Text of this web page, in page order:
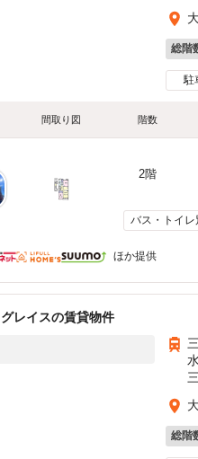
総階
駐
間取り図 階数
2階
バス・トイレ
ほか提供
グレイスの賃貸物件
総階